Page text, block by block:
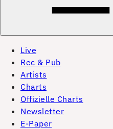
Live
Rec & Pub
Artists
Charts
Offizielle Charts
Newsletter
E-Paper